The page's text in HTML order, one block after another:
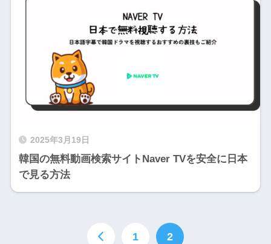
2025年3月19日
韓国の無料動画検索サイトNaver TVを安全に日本
で見る方法
1 2